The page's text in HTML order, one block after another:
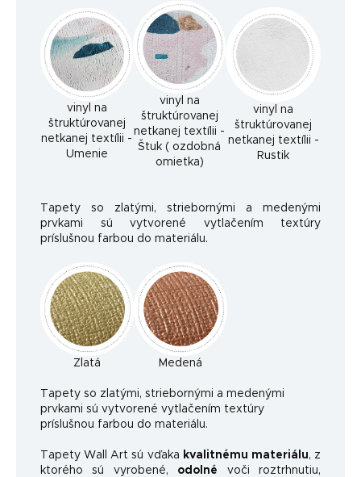
vinyl na
štruktúrovanej
netkanej textílii -
Umenie
vinyl na
štruktúrovanej
netkanej textílii -
Štuk ( ozdobná
omietka)
vinyl na
štruktúrovanej
netkanej textílii -
Rustik
Tapety so zlatými, striebornými a medenými
prvkami sú vytvorené vytlačením textúry
príslušnou farbou do materiálu.
Zlatá Medená
Tapety so zlatými, striebornými a medenými
prvkami sú vytvorené vytlačením textúry
príslušnou farbou do materiálu.
Tapety Wall Art sú vďaka kvalitnému materiálu, z
ktorého sú vyrobené, odolné voči roztrhnutiu,